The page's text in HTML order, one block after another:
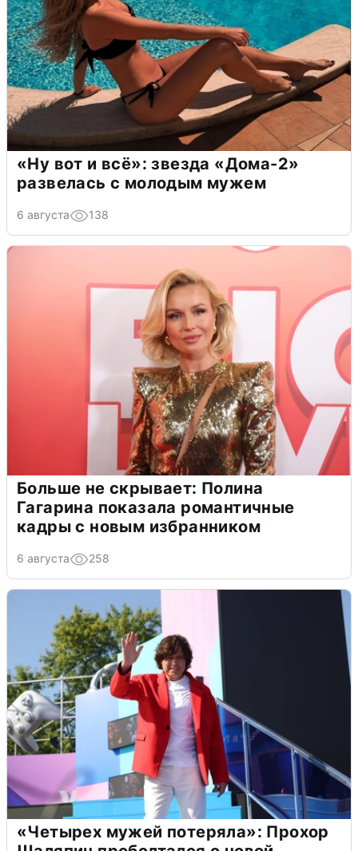
«Ну вот и всё»: звезда «Дома-2»
развелась с молодым мужем
6 августа 138
Больше не скрывает: Полина
Гагарина показала романтичные
кадры с новым избранником
6 августа 258
«Четырех мужей потеряла»: Прохор